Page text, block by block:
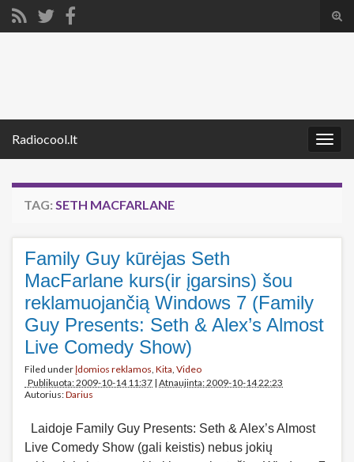
Radiocool.lt
TAG: SETH MACFARLANE
Family Guy kūrėjas Seth
MacFarlane kurs(ir įgarsins) šou
reklamuojančią Windows 7 (Family
Guy Presents: Seth & Alex’s Almost
Live Comedy Show)
Filed under Įdomios reklamos, Kita, Video
Publikuota: 2009-10-14 11:37 | Atnaujinta: 2009-10-14 22:23
Autorius:Darius
Laidoje Family Guy Presents: Seth & Alex’s Almost
Live Comedy Show (gali keistis) nebus jokių